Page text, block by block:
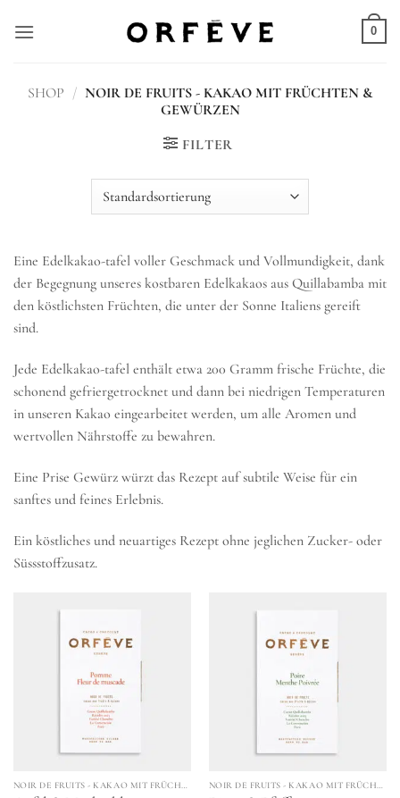
Inhalt
0
SHOP / NOIR DE FRUITS - KAKAO MIT FRÜCHTEN &
GEWÜRZEN
FILTER
Eine Edelkakao-tafel voller Geschmack und Vollmundigkeit, dank
der Begegnung unseres kostbaren Edelkakaos aus Quillabamba mit
den köstlichsten Früchten, die unter der Sonne Italiens gereift
sind.
Jede Edelkakao-tafel enthält etwa 200 Gramm frische Früchte, die
schonend gefriergetrocknet und dann bei niedrigen Temperaturen
in unseren Kakao eingearbeitet werden, um alle Aromen und
wertvollen Nährstoffe zu bewahren.
Eine Prise Gewürz würzt das Rezept auf subtile Weise für ein
sanftes und feines Erlebnis.
Ein köstliches und neuartiges Rezept ohne jeglichen Zucker- oder
Süssstoffzusatz.
NOIR DE FRUITS - KAKAO MIT FRÜCHTEN & GEWÜRZEN NOIR DE FRUITS - KAKAO MIT FRÜCHTEN & GEWÜRZEN